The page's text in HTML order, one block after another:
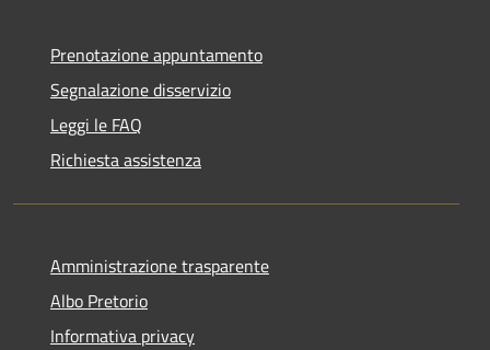
Prenotazione appuntamento
Segnalazione disservizio
Leggi le FAQ
Richiesta assistenza
Amministrazione trasparente
Albo Pretorio
Informativa privacy